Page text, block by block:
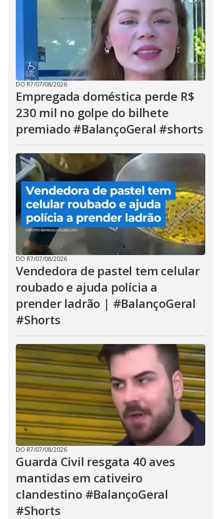
DO R7/07/08/2026
Empregada doméstica perde R$
230 mil no golpe do bilhete
premiado #BalançoGeral #shorts
DO R7/07/08/2026
Vendedora de pastel tem celular
roubado e ajuda polícia a
prender ladrão | #BalançoGeral
#Shorts
DO R7/07/08/2026
Guarda Civil resgata 40 aves
mantidas em cativeiro
clandestino #BalançoGeral
#Shorts